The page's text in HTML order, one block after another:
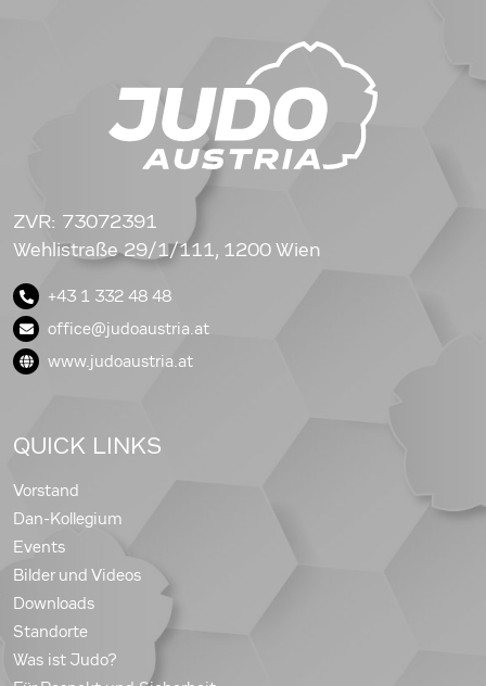
ZVR: 73072391
Wehlistraße 29/1/111, 1200 Wien
+43 1 332 48 48
office@judoaustria.at
www.judoaustria.at
QUICK LINKS
Vorstand
Dan-Kollegium
Events
Bilder und Videos
Downloads
Standorte
Was ist Judo?